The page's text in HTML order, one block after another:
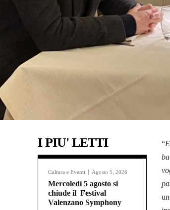
I PIU' LETTI
Cultura e Eventi Agosto 5, 2026
Mercoledì 5 agosto si
chiude il Festival
Valenzano Symphony
“